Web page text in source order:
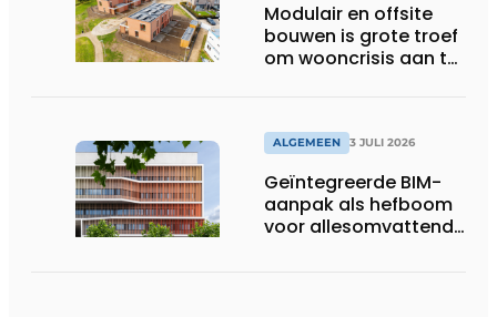
Modulair en offsite
bouwen is grote troef
om wooncrisis aan te
ALGEMEEN 3 JULI 2026
Geïntegreerde BIM-
aanpak als hefboom
voor allesomvattende